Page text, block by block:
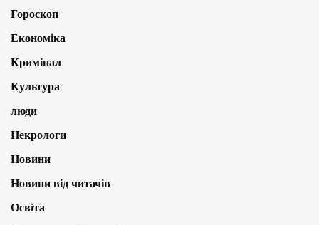
Гороскоп
Економіка
Кримінал
Культура
люди
Некрологи
Новини
Новини від читачів
Освіта